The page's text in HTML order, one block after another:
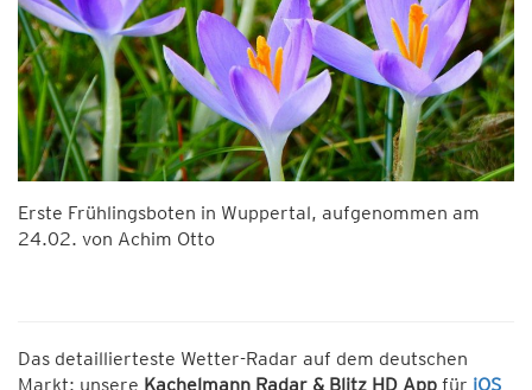
Erste Frühlingsboten in Wuppertal, aufgenommen am
24.02. von Achim Otto
Das detaillierteste Wetter-Radar auf dem deutschen
Markt: unsere Kachelmann Radar & Blitz HD App für iOS